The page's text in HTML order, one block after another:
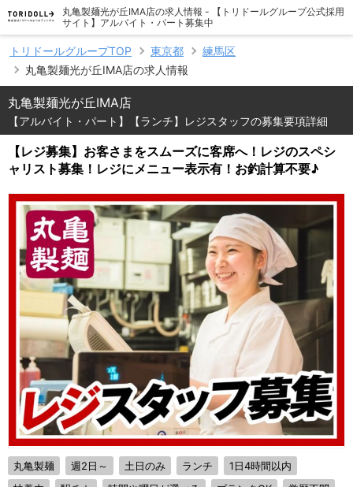
丸亀製麺光が丘IMA店の求人情報 - 【トリドールグループ公式採用
サイト】アルバイト・パート募集中
トリドールグループTOP 東京都
練馬区
丸亀製麺光が丘IMA店の求人情報
丸亀製麺光が丘IMA店
【アルバイト・パート】【ランチ】レジスタッフの募集要項詳細
【レジ募集】お客さまをスムーズに客席へ！レジのスペシ
ャリスト募集！レジにメニュー表示有！お釣計算不要♪
丸亀製麺 週2日～ 土日のみ ランチ
1日4時間以内